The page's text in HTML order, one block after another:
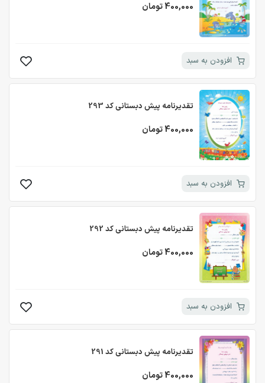
400,000 تومان
افزودن به سبد
تقدیرنامه پیش دبستانی کد 293
400,000 تومان
افزودن به سبد
تقدیرنامه پیش دبستانی کد 292
400,000 تومان
افزودن به سبد
تقدیرنامه پیش دبستانی کد 291
400,000 تومان